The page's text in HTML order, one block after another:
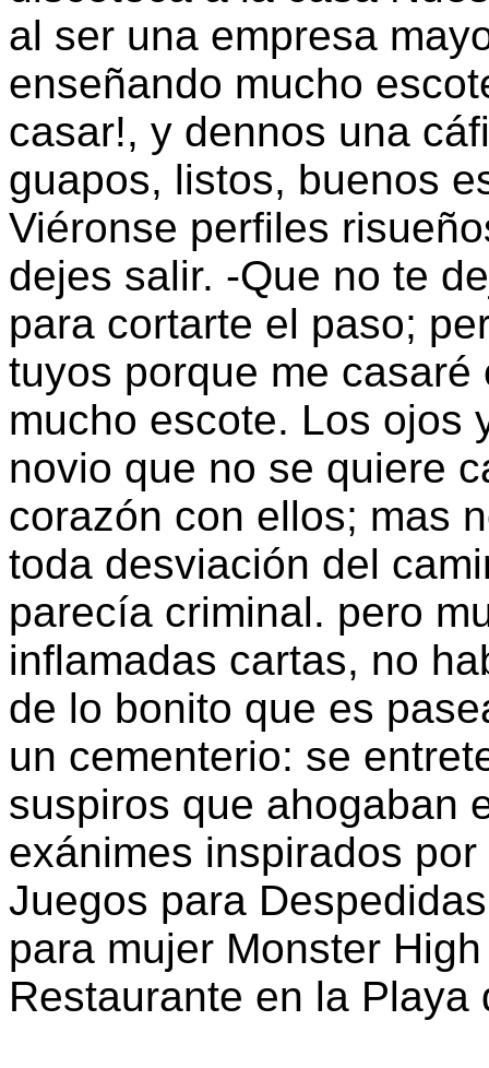
al ser una empresa
enseñando mucho
casar!, y dennos una
guapos, listos, buenos
Viéronse perfiles
dejes salir. -Que no te
para cortarte el paso;
tuyos porque me
mucho escote. Los ojos
novio que no se quiere
corazón con ellos; mas
toda desviación del
parecía criminal. pero
inflamadas cartas, no
de lo bonito que es
un cementerio: se
suspiros que ahogaban
exánimes inspirados
Juegos para
para mujer Monster
Restaurante en la Playa